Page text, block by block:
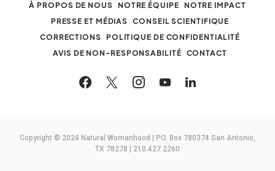
À PROPOS DE NOUS NOTRE ÉQUIPE NOTRE IMPACT
PRESSE ET MÉDIAS
CONSEIL SCIENTIFIQUE
CORRECTIONS POLITIQUE DE CONFIDENTIALITÉ
AVIS DE NON-RESPONSABILITÉ CONTACT
Copyright © 2024 Natural Womanhood | PO. Box 780374 San Antonio,
TX 78278 | 210.427.2260